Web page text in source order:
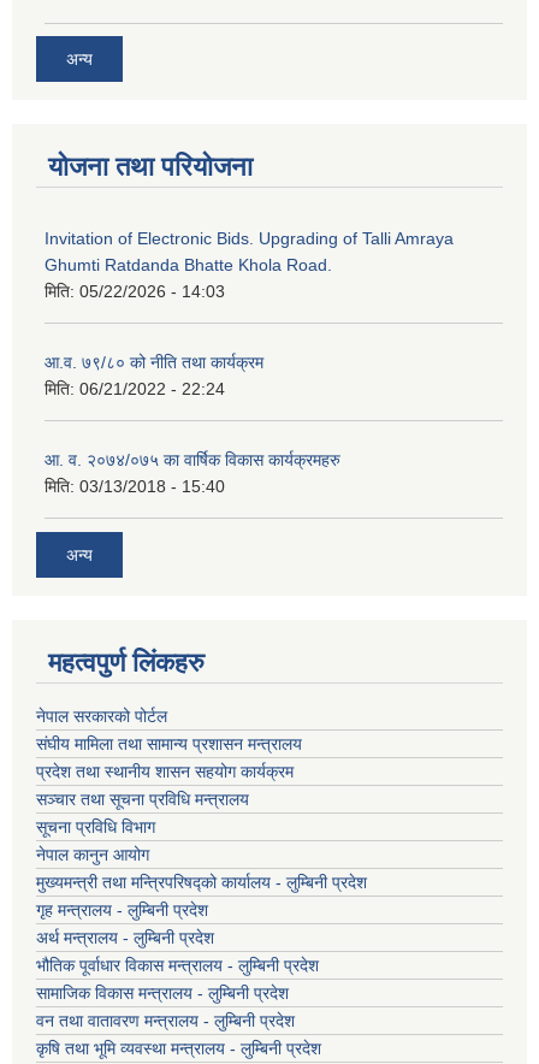
अन्य
योजना तथा परियोजना
Invitation of Electronic Bids. Upgrading of Talli Amraya
Ghumti Ratdanda Bhatte Khola Road.
मिति: 05/22/2026 - 14:03
आ.व. ७९/८० को नीति तथा कार्यक्रम
मिति: 06/21/2022 - 22:24
आ. व. २०७४/०७५ का वार्षिक विकास कार्यक्रमहरु
मिति: 03/13/2018 - 15:40
अन्य
महत्वपुर्ण लिंकहरु
नेपाल सरकारको पोर्टल
संघीय मामिला तथा सामान्य प्रशासन मन्त्रालय
प्रदेश तथा स्थानीय शासन सहयोग कार्यक्रम
सञ्चार तथा सूचना प्रविधि मन्त्रालय
सूचना प्रविधि विभाग
नेपाल कानुन आयोग
मुख्यमन्त्री तथा मन्त्रिपरिषद्को कार्यालय - लुम्बिनी प्रदेश
गृह मन्त्रालय - लुम्बिनी प्रदेश
अर्थ मन्त्रालय - लुम्बिनी प्रदेश
भौतिक पूर्वाधार विकास मन्त्रालय - लुम्बिनी प्रदेश
सामाजिक विकास मन्त्रालय - लुम्बिनी प्रदेश
वन तथा वातावरण मन्त्रालय - लुम्बिनी प्रदेश
कृषि तथा भूमि व्यवस्था मन्त्रालय - लुम्बिनी प्रदेश